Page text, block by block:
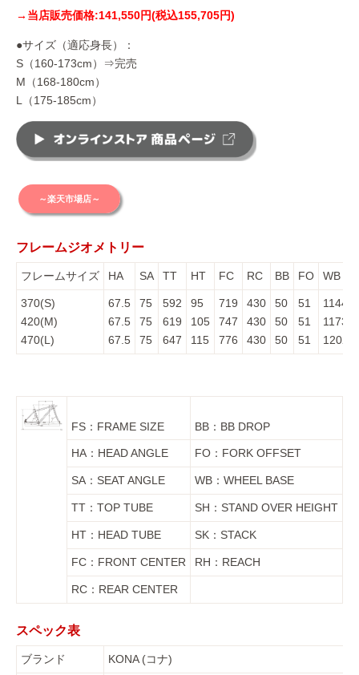
→当店販売価格:141,550円(税込155,705円)
●サイズ（適応身長）：
S（160-173cm）⇒完売
M（168-180cm）
L（175-185cm）
～楽天市場店～
フレームジオメトリー
フレームサイズ HA SA TT HT FC RC BB FO WB
370(S)
420(M)
470(L)
67.5
67.5
67.5
75
75
75
592
619
647
95
105
115
719
747
776
430
430
430
50
50
50
51
51
51
1144
1173
1202
FS：FRAME SIZE BB：BB DROP
HA：HEAD ANGLE FO：FORK OFFSET
SA：SEAT ANGLE WB：WHEEL BASE
TT：TOP TUBE SH：STAND OVER HEIGHT
HT：HEAD TUBE SK：STACK
FC：FRONT CENTER RH：REACH
RC：REAR CENTER
スペック表
ブランド KONA (コナ)